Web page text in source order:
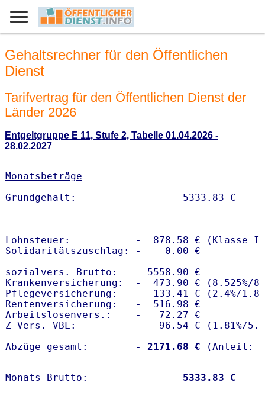
Gehaltsrechner für den Öffentlichen
Dienst
Tarifvertrag für den Öffentlichen Dienst der
Länder 2026
Entgeltgruppe E 11, Stufe 2, Tabelle 01.04.2026 -
28.02.2027
Monatsbeträge
Lohnsteuer:           -  878.58 € (Klasse I)
Solidaritätszuschlag: -    0.00 €
sozialvers. Brutto:     5558.90 €
Krankenversicherung:  -  473.90 € (8.525%/
Pflegeversicherung:   -  133.41 € (2.4%/
Rentenversicherung:   -  516.98 €
Arbeitslosenvers.:    -   72.27 €
Z-Vers. VBL:          -   96.54 € ( 1.81%/
Abzüge gesamt:        -
2171.68 €
Monats-Brutto: 5333.83 €